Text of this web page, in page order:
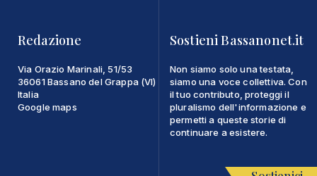
Redazione
Via Orazio Marinali, 51/53
36061 Bassano del Grappa (VI)
Italia
Google maps
Sostieni Bassanonet.it
Non siamo solo una testata,
siamo una voce collettiva. Con
il tuo contributo, proteggi il
pluralismo dell'informazione e
permetti a queste storie di
continuare a esistere.